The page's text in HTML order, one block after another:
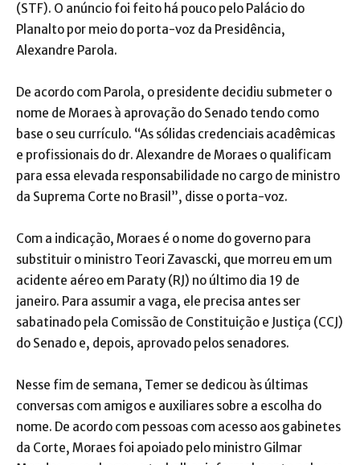
(STF). O anúncio foi feito há pouco pelo Palácio do
Planalto por meio do porta-voz da Presidência,
Alexandre Parola.
De acordo com Parola, o presidente decidiu submeter o
nome de Moraes à aprovação do Senado tendo como
base o seu currículo. “As sólidas credenciais acadêmicas
e profissionais do dr. Alexandre de Moraes o qualificam
para essa elevada responsabilidade no cargo de ministro
da Suprema Corte no Brasil”, disse o porta-voz.
Com a indicação, Moraes é o nome do governo para
substituir o ministro Teori Zavascki, que morreu em um
acidente aéreo em Paraty (RJ) no último dia 19 de
janeiro. Para assumir a vaga, ele precisa antes ser
sabatinado pela Comissão de Constituição e Justiça (CCJ)
do Senado e, depois, aprovado pelos senadores.
Nesse fim de semana, Temer se dedicou às últimas
conversas com amigos e auxiliares sobre a escolha do
nome. De acordo com pessoas com acesso aos gabinetes
da Corte, Moraes foi apoiado pelo ministro Gilmar